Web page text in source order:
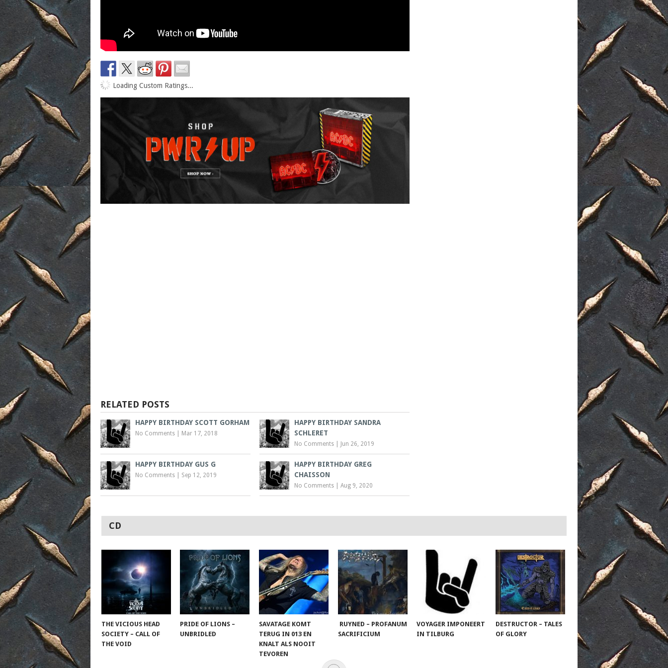
Loading Custom Ratings...
RELATED POSTS
HAPPY BIRTHDAY SCOTT GORHAM
No Comments Mar 17, 2018
HAPPY BIRTHDAY SANDRA
SCHLERET
No Comments Jun 26, 2019
HAPPY BIRTHDAY GUS G
No Comments Sep 12, 2019
HAPPY BIRTHDAY GREG
CHAISSON
No Comments |Aug 9, 2020
CD
THE VICIOUS HEAD
SOCIETY – CALL OF
THE VOID
PRIDE OF LIONS –
UNBRIDLED
SAVATAGE KOMT
TERUG IN 013 EN
KNALT ALS NOOIT
TEVOREN
RUYNED – PROFANUM
SACRIFICIUM
VOYAGER IMPONEERT
IN TILBURG
DESTRUCTOR – TALES
OF GLORY